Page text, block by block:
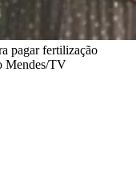
pagar fertilização
Mendes/TV